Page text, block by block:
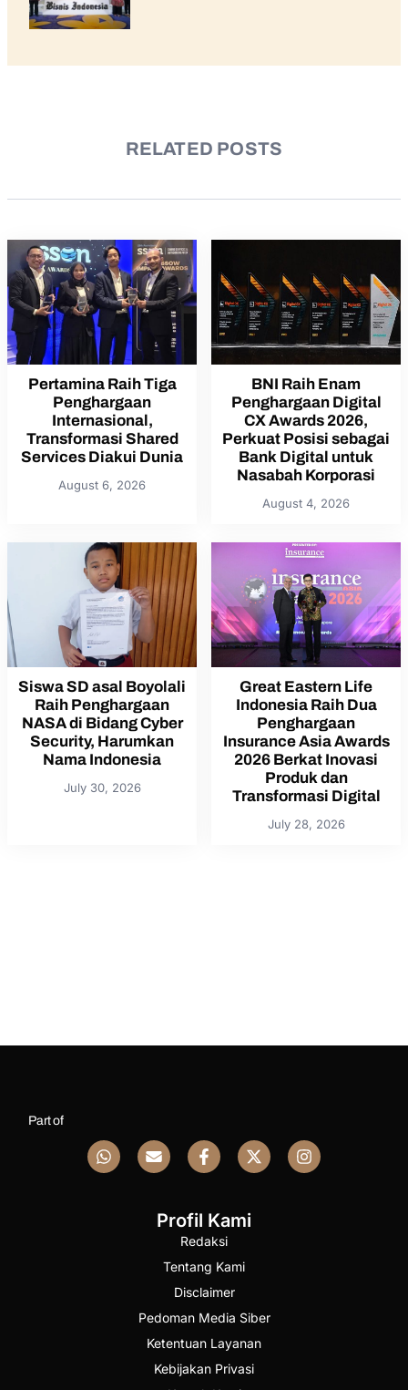
RELATED POSTS
Pertamina Raih Tiga
Penghargaan
Internasional,
Transformasi Shared
Services Diakui Dunia
August 6, 2026
BNI Raih Enam
Penghargaan Digital
CX Awards 2026,
Perkuat Posisi sebagai
Bank Digital untuk
Nasabah Korporasi
August 4, 2026
Siswa SD asal Boyolali
Raih Penghargaan
NASA di Bidang Cyber
Security, Harumkan
Nama Indonesia
July 30, 2026
Great Eastern Life
Indonesia Raih Dua
Penghargaan
Insurance Asia Awards
2026 Berkat Inovasi
Produk dan
Transformasi Digital
July 28, 2026
Part of
Profil Kami
Redaksi
Tentang Kami
Disclaimer
Pedoman Media Siber
Ketentuan Layanan
Kebijakan Privasi